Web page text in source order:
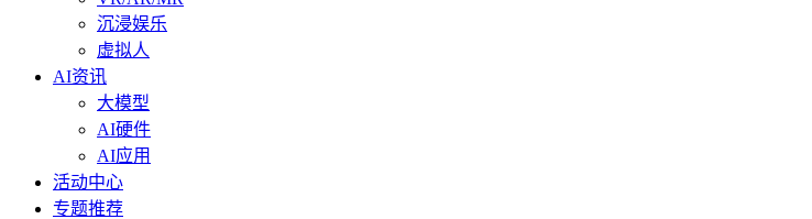
沉浸娱乐
虚拟人
AI资讯
大模型
AI硬件
AI应用
活动中心
专题推荐